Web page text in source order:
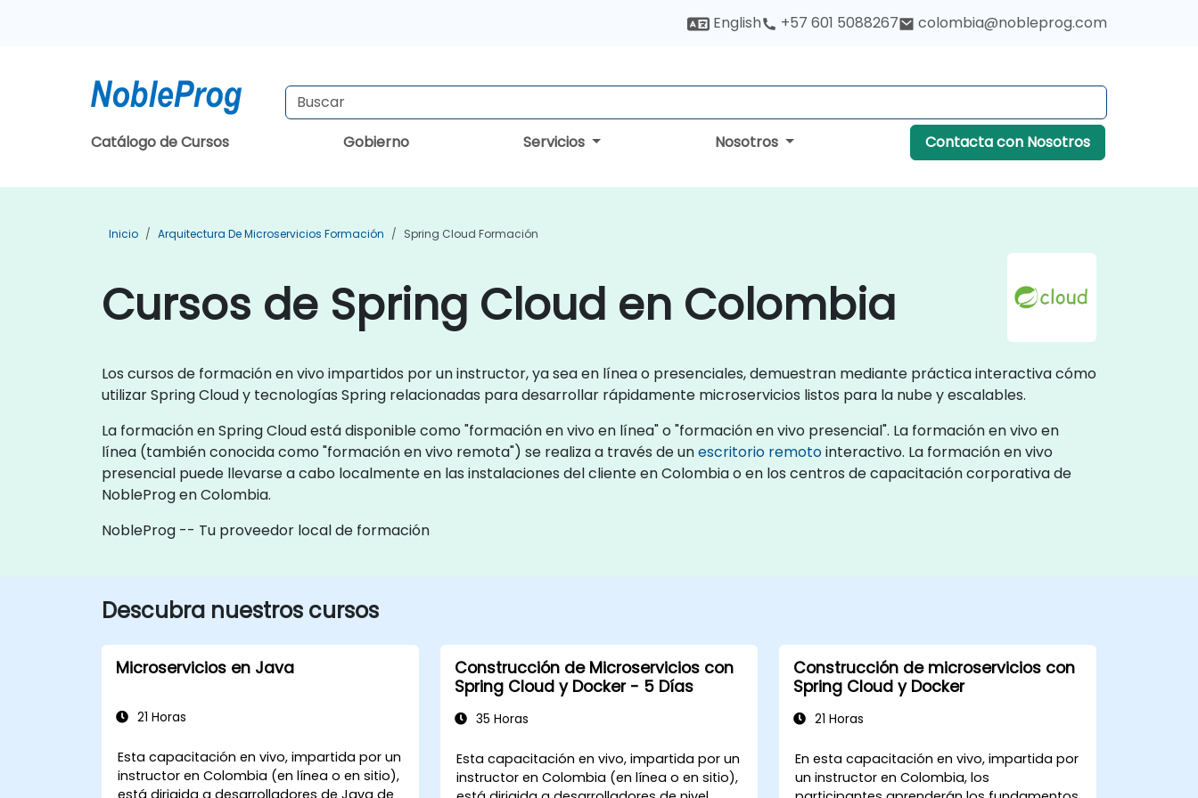
English +57 601 5088267 colombia@nobleprog.com
Catálogo de Cursos Gobierno Servicios Nosotros Contacta con Nosotros
Inicio Arquitectura De Microservicios Formación Spring Cloud Formación
Cursos de Spring Cloud en Colombia
Los cursos de formación en vivo impartidos por un instructor, ya sea en línea o presenciales, demuestran mediante práctica interactiva cómo
utilizar Spring Cloud y tecnologías Spring relacionadas para desarrollar rápidamente microservicios listos para la nube y escalables.
La formación en Spring Cloud está disponible como "formación en vivo en línea" o "formación en vivo presencial". La formación en vivo en
línea (también conocida como "formación en vivo remota") se realiza a través de unescritorio remotointeractivo. La formación en vivo
presencial puede llevarse a cabo localmente en las instalaciones del cliente en Colombia o en los centros de capacitación corporativa de
NobleProg en Colombia.
NobleProg -- Tu proveedor local de formación
Descubra nuestros cursos
Microservicios en Java
21 Horas
Esta capacitación en vivo, impartida por un
instructor en Colombia (en línea o en sitio),
está dirigida a desarrolladores de Java de
Construcción de Microservicios con
Spring Cloud y Docker - 5 Días
35 Horas
Esta capacitación en vivo, impartida por un
instructor en Colombia (en línea o en sitio),
Construcción de microservicios con
Spring Cloud y Docker
21 Horas
En esta capacitación en vivo, impartida por
un instructor en Colombia, los